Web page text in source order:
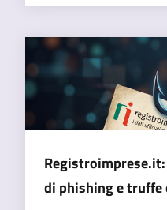
di phishing e truffe